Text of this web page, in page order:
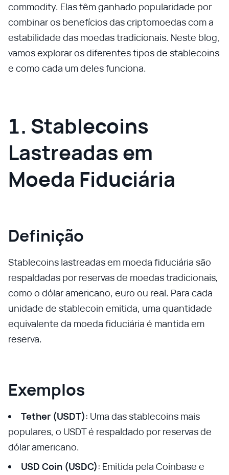
commodity. Elas têm ganhado popularidade por
combinar os benefícios das criptomoedas com a
estabilidade das moedas tradicionais. Neste blog,
vamos explorar os diferentes tipos de stablecoins
e como cada um deles funciona.
1. Stablecoins
Lastreadas em
Moeda Fiduciária
Definição
Stablecoins lastreadas em moeda fiduciária são
respaldadas por reservas de moedas tradicionais,
como o dólar americano, euro ou real. Para cada
unidade de stablecoin emitida, uma quantidade
equivalente da moeda fiduciária é mantida em
reserva.
Exemplos
Tether (USDT): Uma das stablecoins mais
populares, o USDT é respaldado por reservas de
dólar americano.
USD Coin (USDC): Emitida pela Coinbase e